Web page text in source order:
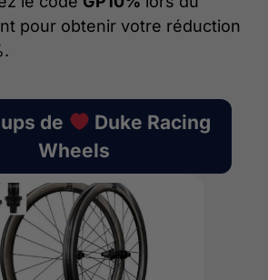
pour obtenir votre réduction
de
Duke Racing
Wheels